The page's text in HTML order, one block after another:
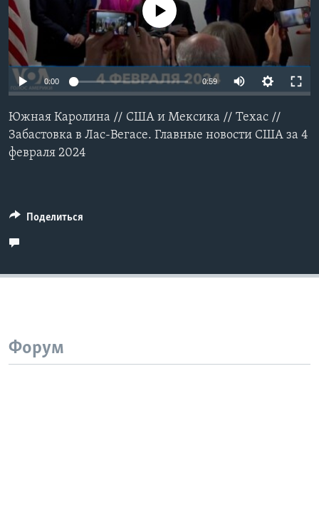
Learning English
СОЦИАЛЬНЫЕ СЕТИ
Языки
No media source currently available
0:00 0:59
Южная Каролина // США и Мексика // Техас //
Забастовка в Лас-Вегасе. Главные новости США за 4
февраля 2024
Поделиться
Форум